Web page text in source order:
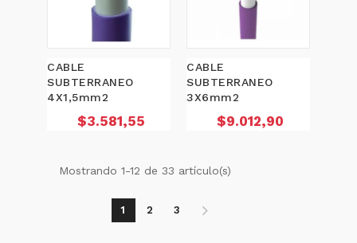
CABLE
SUBTERRANEO
4X1,5mm2
Precio
$3.581,55
CABLE
SUBTERRANEO
3X6mm2
Precio
$9.012,90
Mostrando 1-12 de 33 artículo(s)
1 2 3